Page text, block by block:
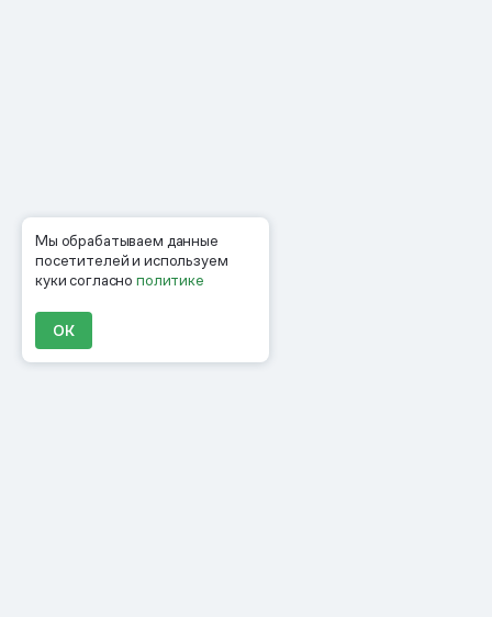
Мы обрабатываем данные
посетителей и используем
куки согласнополитике
ОК